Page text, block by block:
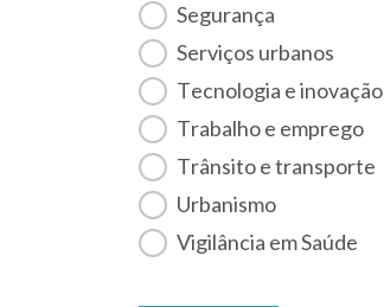
Segurança
Serviços urbanos
Tecnologia e inovação
Trabalho e emprego
Trânsito e transporte
Urbanismo
Vigilância em Saúde